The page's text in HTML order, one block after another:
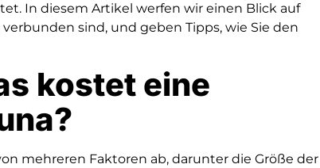
In diesem Artikel werfen wir einen Blick auf
sind, und geben Tipps, wie Sie den
kostet eine
mehreren Faktoren ab, darunter die Größe der